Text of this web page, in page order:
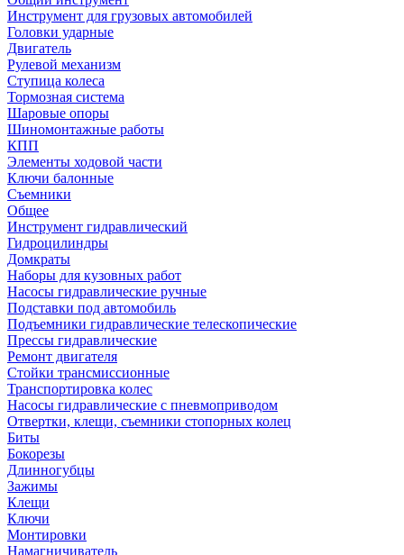
Инструмент для грузовых автомобилей
Головки ударные
Двигатель
Рулевой механизм
Ступица колеса
Тормозная система
Шаровые опоры
Шиномонтажные работы
КПП
Элементы ходовой части
Ключи балонные
Съемники
Общее
Инструмент гидравлический
Гидроцилиндры
Домкраты
Наборы для кузовных работ
Насосы гидравлические ручные
Подставки под автомобиль
Подъемники гидравлические телескопические
Прессы гидравлические
Ремонт двигателя
Стойки трансмиссионные
Транспортировка колес
Насосы гидравлические с пневмоприводом
Отвертки, клещи, съемники стопорных колец
Биты
Бокорезы
Длинногубцы
Зажимы
Клещи
Ключи
Монтировки
Намагничиватель